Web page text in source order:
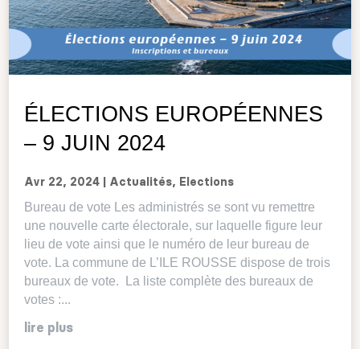
ÉLECTIONS EUROPÉENNES
– 9 JUIN 2024
Avr 22, 2024 Actualités, Elections
Bureau de vote Les administrés se sont vu remettre
une nouvelle carte électorale, sur laquelle figure leur
lieu de vote ainsi que le numéro de leur bureau de
vote. La commune de L’ILE ROUSSE dispose de trois
bureaux de vote. La liste complète des bureaux de
votes :...
lire plus